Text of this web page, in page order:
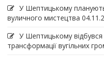
У Шептицькому
вуличного мистецтва
У Шептицькому
трансформації вугільних